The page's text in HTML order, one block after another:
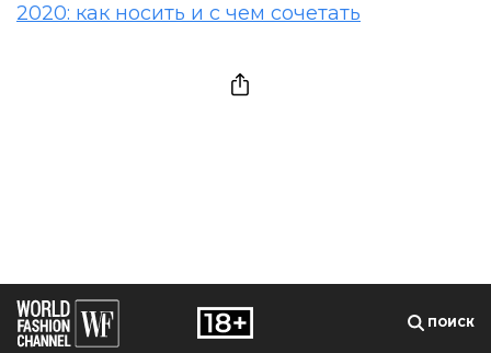
2020: как носить и с чем сочeтать
ПОИСК